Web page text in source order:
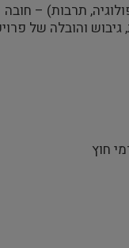
תרבות) – חובה
גיבוש והובלה של
חוץ